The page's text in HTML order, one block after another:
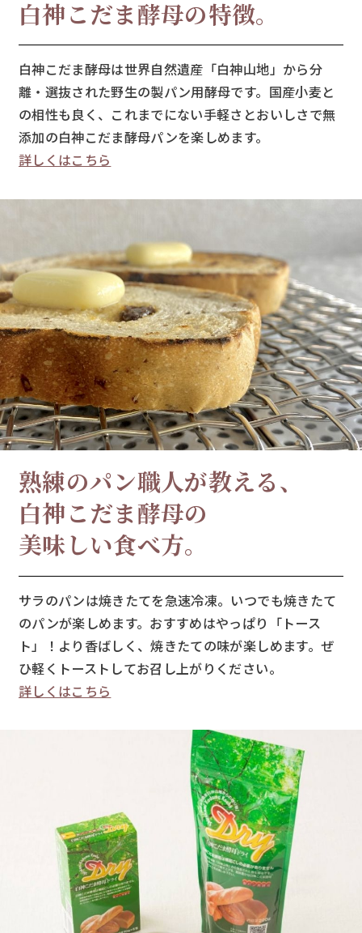
白神こだま酵母の特徴。
白神こだま酵母は世界自然遺産「白神山地」から分
離・選抜された野生の製パン用酵母です。国産小麦と
の相性も良く、これまでにない手軽さとおいしさで無
添加の白神こだま酵母パンを楽しめます。
詳しくはこちら
熟練のパン職人が教える、
白神こだま酵母の
美味しい食べ方。
サラのパンは焼きたてを急速冷凍。いつでも焼きたて
のパンが楽しめます。おすすめはやっぱり「トース
ト」！より香ばしく、焼きたての味が楽しめます。ぜ
ひ軽くトーストしてお召し上がりください。
詳しくはこちら